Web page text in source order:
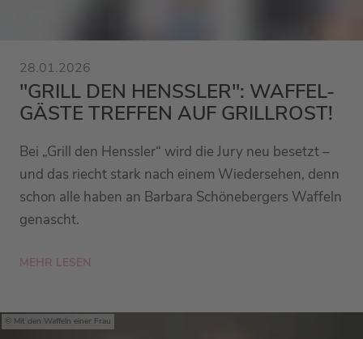
28.01.2026
"GRILL DEN HENSSLER": WAFFEL-
GÄSTE TREFFEN AUF GRILLROST!
Bei „Grill den Henssler“ wird die Jury neu besetzt –
und das riecht stark nach einem Wiedersehen, denn
schon alle haben an Barbara Schönebergers Waffeln
genascht.
MEHR LESEN
Mit den Waffeln einer Frau